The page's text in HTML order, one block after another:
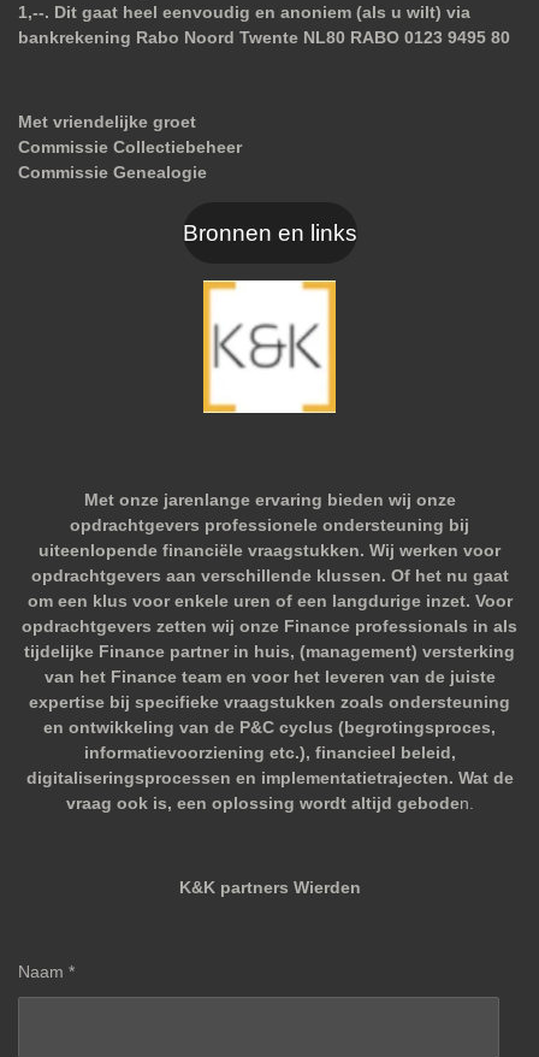
1,--. Dit gaat heel eenvoudig en anoniem (als u wilt) via
bankrekening Rabo Noord Twente NL80 RABO 0123 9495 80
Met vriendelijke groet
Commissie Collectiebeheer
Commissie Genealogie
Bronnen en links
Met onze jarenlange ervaring bieden wij onze
opdrachtgevers professionele ondersteuning bij
uiteenlopende financiële vraagstukken. Wij werken voor
opdrachtgevers aan verschillende klussen. Of het nu gaat
om een klus voor enkele uren of een langdurige inzet. Voor
opdrachtgevers zetten wij onze Finance professionals in als
tijdelijke Finance partner in huis, (management) versterking
van het Finance team en voor het leveren van de juiste
expertise bij specifieke vraagstukken zoals ondersteuning
en ontwikkeling van de P&C cyclus (begrotingsproces,
informatievoorziening etc.), financieel beleid,
digitaliseringsprocessen en implementatietrajecten. Wat de
vraag ook is, een oplossing wordt altijd geboden.
K&K partners Wierden
Naam *